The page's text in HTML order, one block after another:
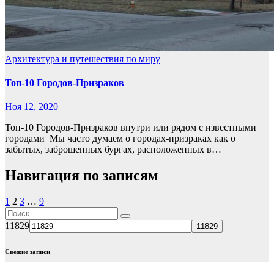
Архитектура и путешествия по миру
Топ-10 Городов-Призраков
Ноя 12, 2020
Топ-10 Городов-Призраков внутри или рядом с известными
городами Мы часто думаем о городах-призраках как о
забытых, заброшенных бургах, расположенных в…
Навигация по записям
1 2 3 … 9
11829
Свежие записи